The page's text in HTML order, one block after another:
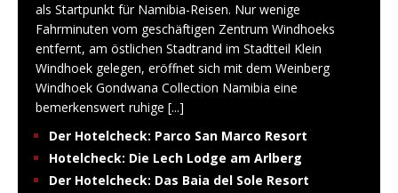
als Startpunkt für Namibia-Reisen. Nur wenige
Fahrminuten vom geschäftigen Zentrum Windhoeks
entfernt, am östlichen Stadtrand im Stadtteil Klein
Windhoek gelegen, eröffnet sich mit dem Weinberg
Windhoek Gondwana Collection Namibia eine
bemerkenswert ruhige [...]
Der Hotelcheck: Parco San Marco Resort
Hotelcheck: Die Lech Lodge am Arlberg
Der Hotelcheck: Das Baia del Sole Resort